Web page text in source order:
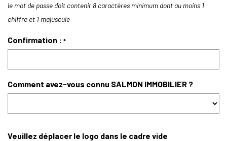
le mot de passe doit contenir 8 caractères minimum dont au moins 1
chiffre et 1 majuscule
Confirmation : *
Comment avez-vous connu SALMON IMMOBILIER ?
Veuillez déplacer le logo dans le cadre vide